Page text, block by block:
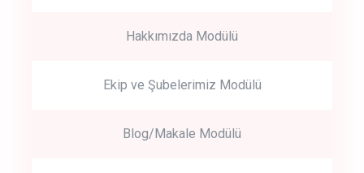
Hakkımızda Modülü
Ekip ve Şubelerimiz Modülü
Blog/Makale Modülü